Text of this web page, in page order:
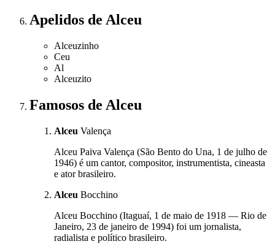
Apelidos de Alceu
Alceuzinho
Ceu
Al
Alceuzito
Famosos de Alceu
Alceu Valença
Alceu Paiva Valença (São Bento do Una, 1 de julho de
1946) é um cantor, compositor, instrumentista, cineasta
e ator brasileiro.
Alceu Bocchino
Alceu Bocchino (Itaguaí, 1 de maio de 1918 — Rio de
Janeiro, 23 de janeiro de 1994) foi um jornalista,
radialista e político brasileiro.